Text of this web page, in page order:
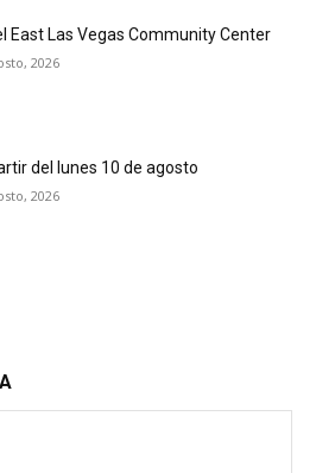
East Las Vegas Community Center
2026
del lunes 10 de agosto
2026